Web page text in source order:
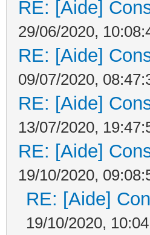
RE: [Aide]
29/06/2020,
RE: [Aide]
09/07/2020,
RE: [Aide]
13/07/2020,
RE: [Aide]
19/10/2020,
RE: [Aide]
19/10/2020,